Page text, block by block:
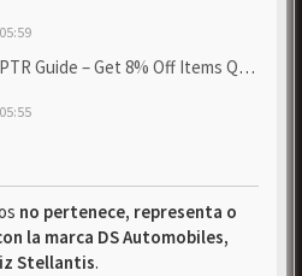
– Get 8% Off Items Quickly to Test ...
no pertenece, representa o
la marca DS Automobiles,
Stellantis.